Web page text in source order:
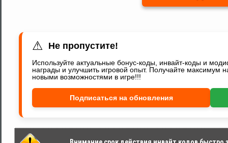
⚠ Не пропустите!
Используйте актуальные бонус-коды, инвайт-коды и
награды и улучшить игровой опыт. Получайте максимум
новыми возможностями в игре!!!
Подписаться на обновления